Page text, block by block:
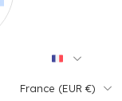
France ‎(EUR €)‎